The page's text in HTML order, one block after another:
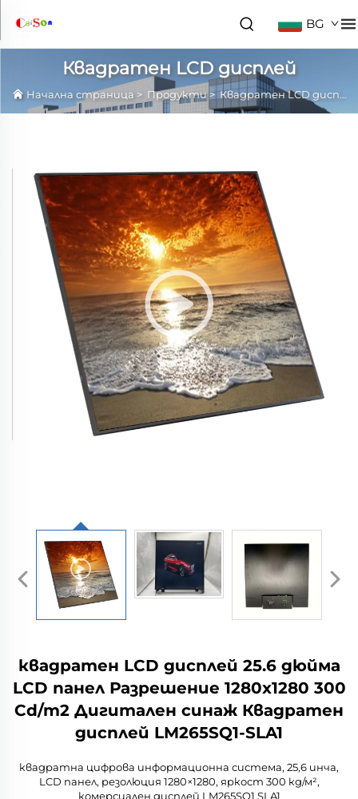
BG
Квадратен LCD дисплей
Начална страница > Продукти>Квадратен LCD дисплей
квадратен LCD дисплей 25.6 дюйма
LCD панел Разрешение 1280x1280 300
Cd/m2 Дигитален синаж Квадратен
дисплей LM265SQ1-SLA1
квадратна цифрова информационна система, 25,6 инча,
LCD панел, резолюция 1280×1280, яркост 300 кд/м²,
комерсиален дисплей LM265SQ1 SLA1